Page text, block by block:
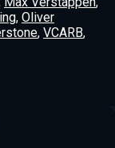
, Oliver
, VCARB,